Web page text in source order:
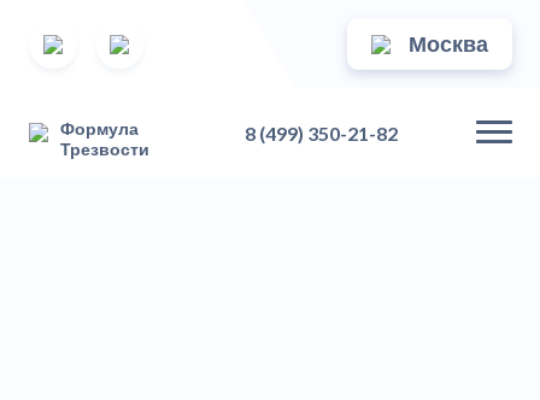
Москва
Формула
Трезвости
8 (499) 350-21-82